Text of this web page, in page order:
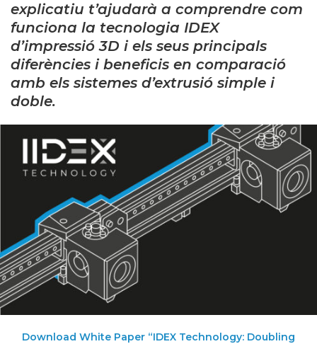
explicatiu t’ajudarà a comprendre com
funciona la tecnologia IDEX
d’impressió 3D i els seus principals
diferències i beneficis en comparació
amb els sistemes d’extrusió simple i
doble.
Download White Paper “IDEX Technology: Doubling